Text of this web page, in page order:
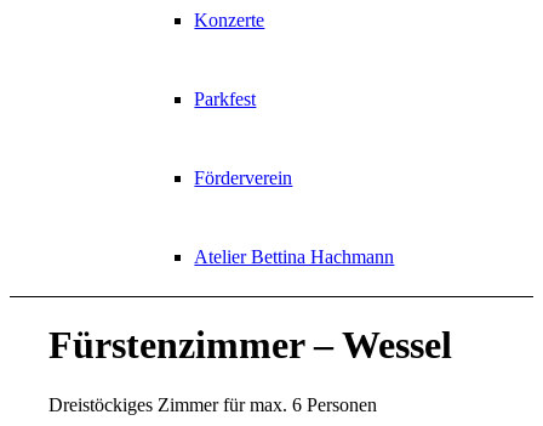
Konzerte
Parkfest
Förderverein
Atelier Bettina Hachmann
Fürstenzimmer – Wessel
Dreistöckiges Zimmer für max. 6 Personen